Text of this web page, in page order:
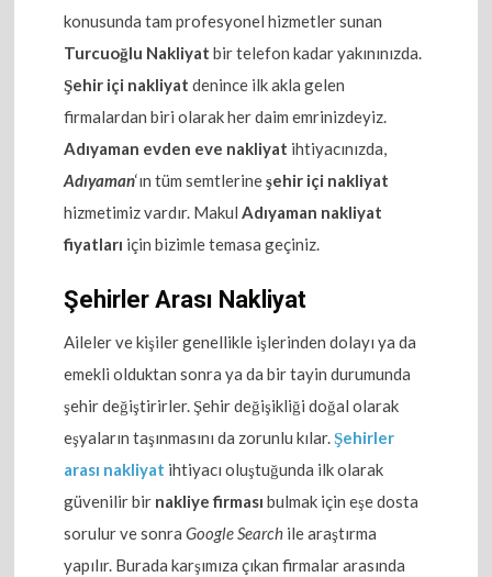
konusunda tam profesyonel hizmetler sunan
Turcuoğlu Nakliyat bir telefon kadar yakınınızda.
Şehir içi nakliyat denince ilk akla gelen
firmalardan biri olarak her daim emrinizdeyiz.
Adıyaman evden eve nakliyat ihtiyacınızda,
Adıyaman‘ın tüm semtlerineşehir içi nakliyat
hizmetimiz vardır. MakulAdıyaman nakliyat
fiyatları için bizimle temasa geçiniz.
Şehirler Arası Nakliyat
Aileler ve kişiler genellikle işlerinden dolayı ya da
emekli olduktan sonra ya da bir tayin durumunda
şehir değiştirirler. Şehir değişikliği doğal olarak
eşyaların taşınmasını da zorunlu kılar.Şehirler
arası nakliyat ihtiyacı oluştuğunda ilk olarak
güvenilir bir nakliye firması bulmak için eşe dosta
sorulur ve sonraGoogle Search ile araştırma
yapılır. Burada karşımıza çıkan firmalar arasında